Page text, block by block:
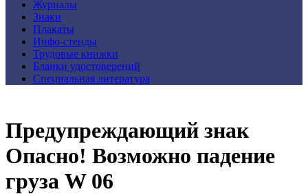
Журналы
Знаки
Плакаты
Инфо-стенды
Трудовые книжки
Бланки удостоверений
Специальная литература
Предупреждающий знак
Опасно! Возможно падение
груза W 06